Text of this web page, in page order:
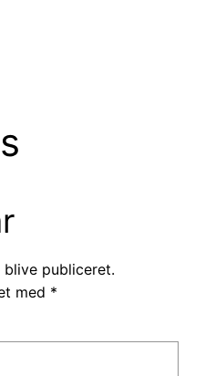
publiceret.
med *